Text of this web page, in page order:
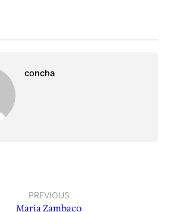
concha
PREVIOUS
Maria Zambaco